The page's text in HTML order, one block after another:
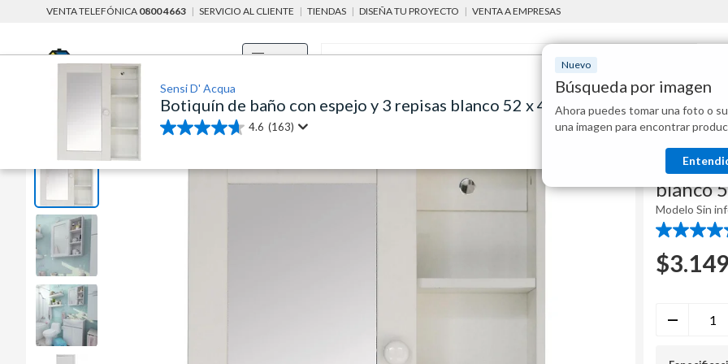
VENTA TELEFÓNICA 0800 4663 | SERVICIO AL CLIENTE | TIENDAS | DISEÑA TU PROYECTO | VENTA A EMPRESAS
Menú Nuevo
Búsqueda por imagen
Ahora puedes tomar una foto o
una imagen para encontrar
baño, cocina y limpieza baño accesorios para baños botiquines y espejos para baño Botiquín de baño con espejo 3 repisas blanco
Sensi D'
blanco
Modelo Sin
4.6
5
estrellas.
$3.149
Sensi D' Acqua
Botiquín de baño con espejo y 3 repisas blanco 52 x 45 x 16 cm
4.6 (163)
4.6
estrellas.